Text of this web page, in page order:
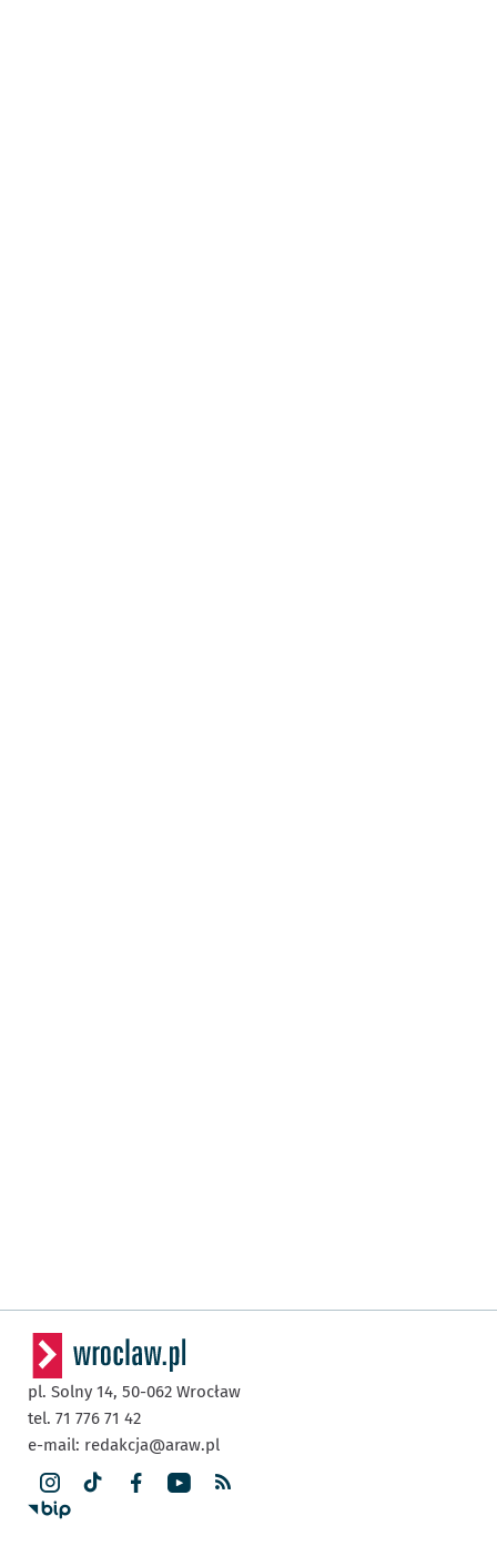
pl. Solny 14, 50-062 Wrocław
tel. 71 776 71 42
e-mail: redakcja@araw.pl